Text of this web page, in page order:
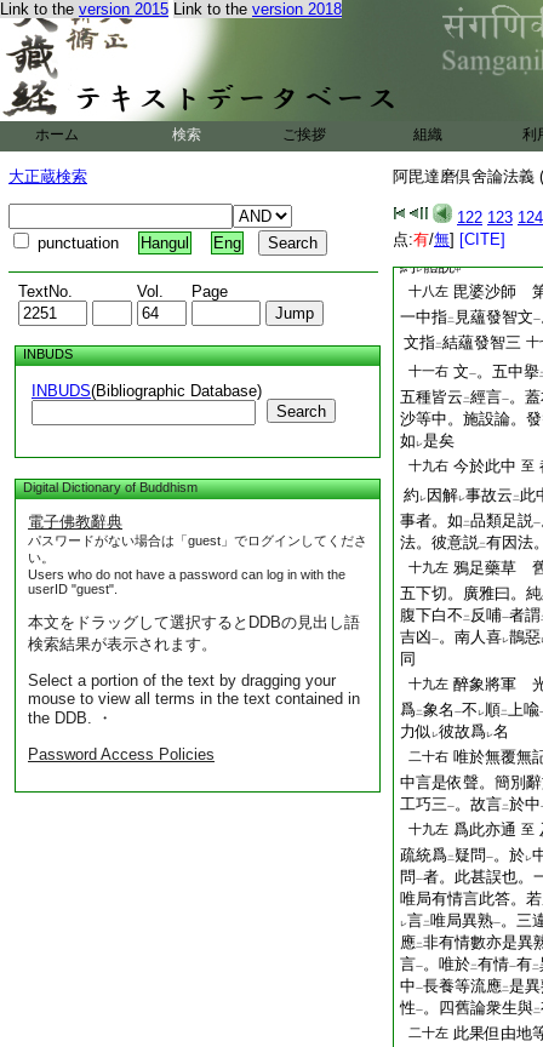
Link to the version 2015 Link to the version 2018
ホーム 検索 ご挨拶 組織 利
大正蔵検索
punctuation Hangul Eng
TextNo. Vol. Page
INBUDS
INBUDS(Bibliographic Database)
Search
Digital Dictionary of Buddhism
電子佛教辭典
パスワードがない場合は「guest」でログインしてくださ
い。
Users who do not have a password can log in with the
userID "guest".
本文をドラッグして選択するとDDBの見出し語
検索結果が表示されます。
Select a portion of the text by dragging your
mouse to view all terms in the text contained in
the DDB. ・
Password Access Policies
阿毘達磨倶舍論法義
122 123 124
点:有/無] [CITE]
十八左 如燈焔涅槃
三左 曰。外國滅
此云 二大滅度
右
曰。無事無縁
聲一 説 體故。今經
初左 云
一切法自
約レ體説甲
十八左 毘婆沙師
一中指二 見蘊發智文一
文指二結蘊發智三 十
十一右 文一。五中擧
五種皆云 二經言一。
沙等中。施設論。
如 レ是矣
十九右 今於此中 至
約 レ 因解レ事故云 二 此
事者。如 二品類足説一
法。彼意説二有因法
十九左 鴉足藥草
五下切。廣雅曰。
腹下白不 二 反哺一者謂
吉凶一。南人喜レ鵲惡
同
十九左 醉象將軍
爲二象名 一不 レ順二上喩
力似 レ彼故爲レ名
二十右 唯於無覆無
中言是依聲。簡別
工巧三一。故言二於中
十九左 爲此亦通 至
疏統爲二 疑問一。於レ
問一者。此甚誤也。
唯局有情言此答。
レ言二唯局異熟一。三
應二非有情數亦是異
言一。唯於二有情一有二
中一長養等流應二是
性一。四舊論衆生與二
二十左 此果但由地